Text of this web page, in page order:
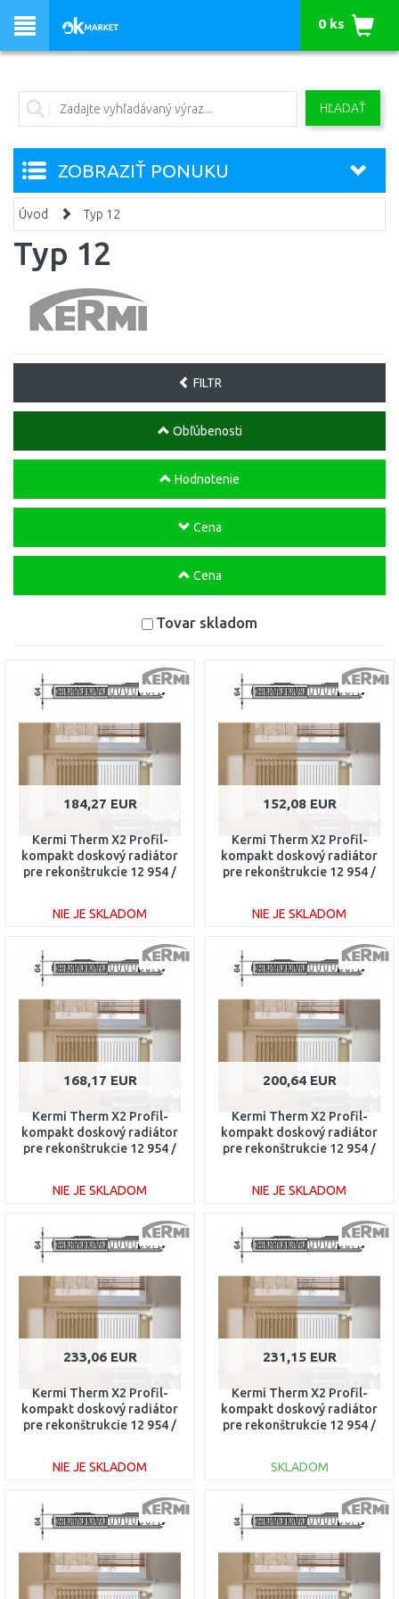
HĽADAŤ
0 ks
ZOBRAZIŤ PONUKU
Úvod Typ 12
Typ 12
FILTR
Obľúbenosti
Hodnotenie
Cena
Cena
Tovar skladom
184,27 EUR
Kermi Therm X2 Profil-
kompakt doskový radiátor
pre rekonštrukcie 12 954 /
NIE JE SKLADOM
DO KOŠÍKA
152,08 EUR
Kermi Therm X2 Profil-
kompakt doskový radiátor
pre rekonštrukcie 12 954 /
NIE JE SKLADOM
DO KOŠÍKA
168,17 EUR
Kermi Therm X2 Profil-
kompakt doskový radiátor
pre rekonštrukcie 12 954 /
NIE JE SKLADOM
DO KOŠÍKA
200,64 EUR
Kermi Therm X2 Profil-
kompakt doskový radiátor
pre rekonštrukcie 12 954 /
NIE JE SKLADOM
DO KOŠÍKA
233,06 EUR
Kermi Therm X2 Profil-
kompakt doskový radiátor
pre rekonštrukcie 12 954 /
NIE JE SKLADOM
DO KOŠÍKA
231,15 EUR
Kermi Therm X2 Profil-
kompakt doskový radiátor
pre rekonštrukcie 12 954 /
SKLADOM
DO KOŠÍKA